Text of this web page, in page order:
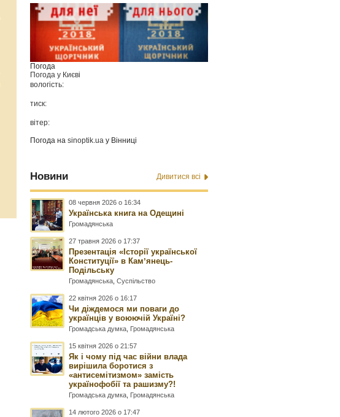
Погода
Погода у Києві
вологість:
тиск:
вітер:
Погода наsinoptik.ua у Вінниці
Новини Дивитися всі
08 червня 2026 о 16:34
Українська книга на Одещині
Громадянська
27 травня 2026 о 17:37
Презентація «Історії української
Конституції» в Камʼянець-
Подільську
Громадянська ,Суспільство
22 квітня 2026 о 16:17
Чи діждемося ми поваги до
українців у воюючій Україні?
Громадська думка Громадянська
15 квітня 2026 о 21:57
Як і чому під час війни влада
вирішила боротися з
«антисемітизмом» замість
українофобії та рашизму?!
Громадська думка Громадянська
14 лютого 2026 о 17:47